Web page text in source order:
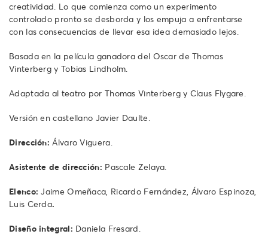
creatividad. Lo que comienza como un experimento
controlado pronto se desborda y los empuja a enfrentarse
con las consecuencias de llevar esa idea demasiado lejos.
Basada en la película ganadora del Oscar de Thomas
Vinterberg y Tobias Lindholm.
Adaptada al teatro por Thomas Vinterberg y Claus Flygare.
Versión en castellano Javier Daulte.
Dirección:Álvaro Viguera.
Asistente de dirección: Pascale Zelaya.
Elenco:Jaime Omeñaca, Ricardo Fernández, Álvaro Espinoza,
Luis Cerda.
Diseño integral: Daniela Fresard.